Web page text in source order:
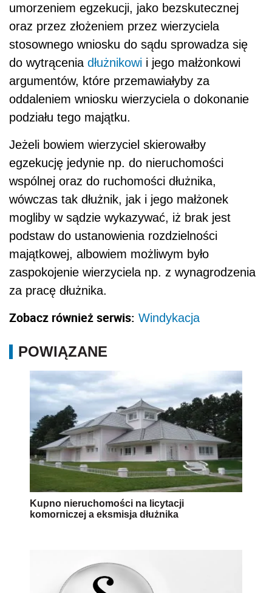
umorzeniem egzekucji, jako bezskutecznej
oraz przez złożeniem przez wierzyciela
stosownego wniosku do sądu sprowadza się
do wytrącenia dłużnikowi i jego małżonkowi
argumentów, które przemawiałyby za
oddaleniem wniosku wierzyciela o dokonanie
podziału tego majątku.
Jeżeli bowiem wierzyciel skierowałby
egzekucję jedynie np. do nieruchomości
wspólnej oraz do ruchomości dłużnika,
wówczas tak dłużnik, jak i jego małżonek
mogliby w sądzie wykazywać, iż brak jest
podstaw do ustanowienia rozdzielności
majątkowej, albowiem możliwym było
zaspokojenie wierzyciela np. z wynagrodzenia
za pracę dłużnika.
Zobacz również serwis: Windykacja
POWIĄZANE
Kupno nieruchomości na licytacji
komorniczej a eksmisja dłużnika